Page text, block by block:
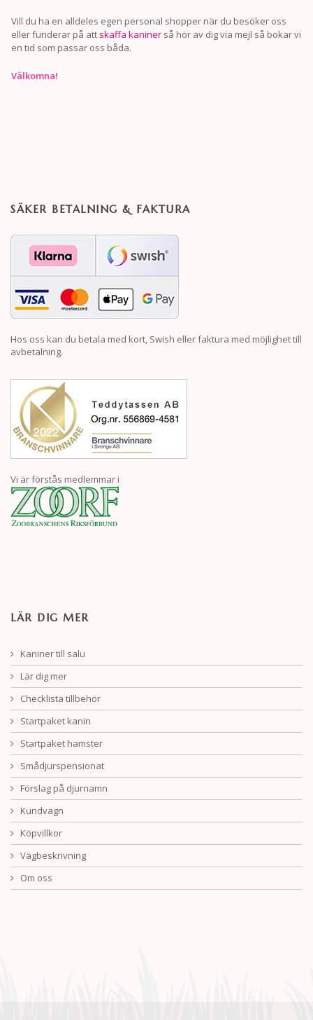
Vill du ha en alldeles egen personal shopper när du besöker oss
eller funderar på att skaffa kaniner så hör av dig via mejl så bokar vi
en tid som passar oss båda.
Välkomna!
SÄKER BETALNING & FAKTURA
Hos oss kan du betala med kort, Swish eller faktura med möjlighet till
avbetalning.
Vi är förstås medlemmar i
LÄR DIG MER
Kaniner till salu
Lär dig mer
Checklista tillbehör
Startpaket kanin
Startpaket hamster
Smådjurspensionat
Förslag på djurnamn
Kundvagn
Köpvillkor
Vägbeskrivning
Om oss